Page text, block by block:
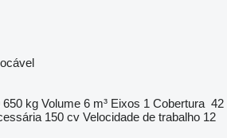
650 kg Volume 6 m³ Eixos 1 Cobertura 42
150 cv Velocidade de trabalho 12